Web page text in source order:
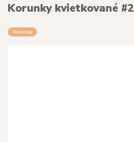
Korunky kvietkované #2
Novinka